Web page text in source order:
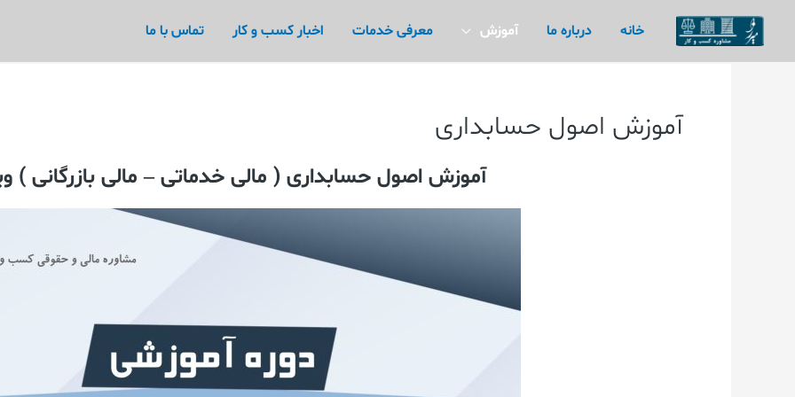
خانه درباره ما آموزش معرفی خدمات اخبار کسب و کار تماس با ما
آموزش اصول حسابداری
آموزش اصول حسابداری ( مالی خدماتی – مالی بازرگانی )